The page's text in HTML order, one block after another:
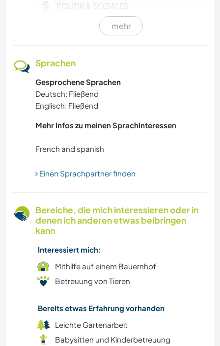
POLITIK & SOZIALES
WANDERN
EVENTS & SOZIALLEBEN
FILM & FERNSEHEN
VIDEOAUFNAHMEN
KOCHEN & BACKEN
KULTUR
mehr
Sprachen
Gesprochene Sprachen
Deutsch: Fließend
Englisch: Fließend
Mehr Infos zu meinen Sprachinteressen
Einen Sprachpartner finden
Bereiche, die mich interessieren oder in
denen ich anderen etwas beibringen
kann
Interessiert mich:
Mithilfe auf einem Bauernhof
Betreuung von Tieren
Bereits etwas Erfahrung vorhanden
Leichte Gartenarbeit
Babysitten und Kinderbetreuung